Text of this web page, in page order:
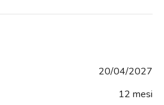
20/04/2027
12 mesi